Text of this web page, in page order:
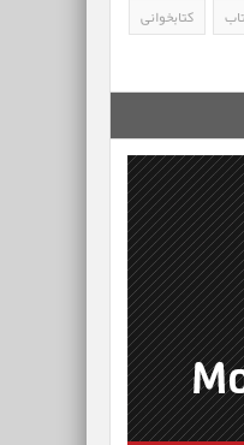
کتابخوانی